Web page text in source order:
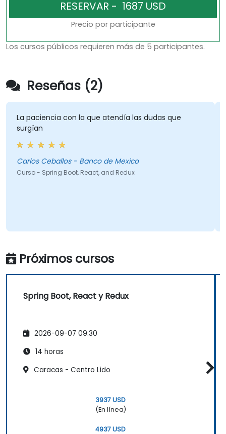
Precio por participante
Los cursos públicos requieren más de 5 participantes.
Reseñas (2)
La paciencia con la que atendía las dudas que
surgían
Carlos Ceballos - Banco de Mexico
Curso - Spring Boot, React, and Redux
Próximos cursos
Spring Boot, React y Redux
2026-09-07 09:30
14 horas
Caracas - Centro Lido
3937 USD
(En línea)
4937 USD